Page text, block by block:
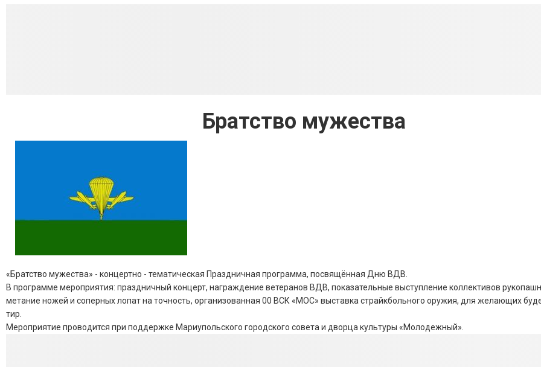
Братство мужества
«Братство мужества» - концертно - тематическая Праздничная программа, посвящённая Дню ВДВ.
В программе мероприятия: праздничный концерт, награждение ветеранов ВДВ, показательные выступление коллективов
метание ножей и соперных лопат на точность, организованная 00 ВСК «МОС» выставка страйкбольного оружия, для желающих
тир.
Мероприятие проводится при поддержке Мариупольского городского совета и дворца культуры «Молодежный».